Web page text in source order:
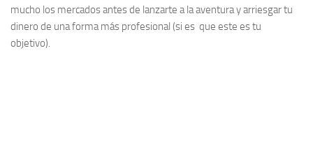
mucho los mercados antes de lanzarte a la aventura y arriesgar tu
dinero de una forma más profesional (si es que este es tu
objetivo).